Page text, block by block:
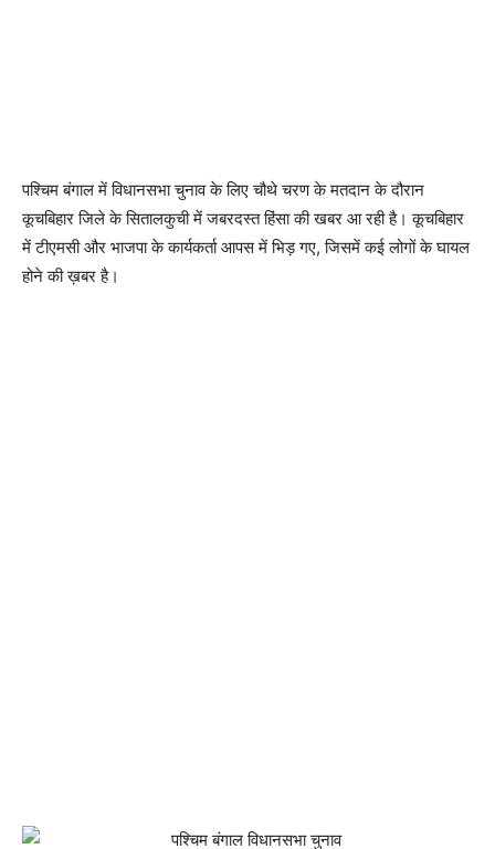
पश्चिम बंगाल में विधानसभा चुनाव के लिए चौथे चरण के मतदान के दौरान
कूचबिहार जिले के सितालकुची में जबरदस्त हिंसा की खबर आ रही है। कूचबिहार
में टीएमसी और भाजपा के कार्यकर्ता आपस में भिड़ गए, जिसमें कई लोगों के घायल
होने की ख़बर है।